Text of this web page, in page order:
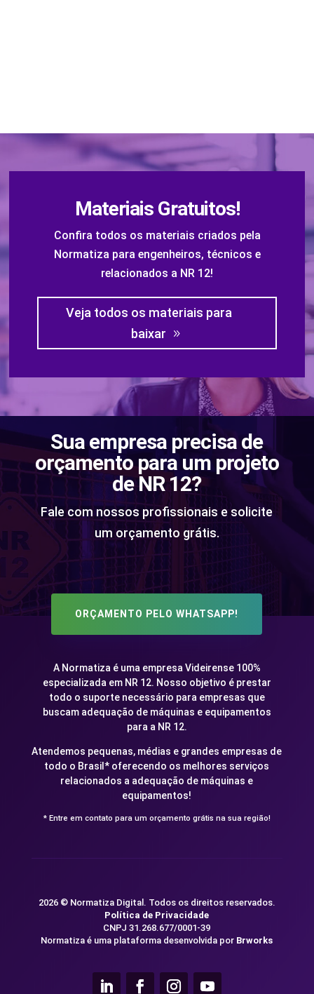
Materiais Gratuitos!
Confira todos os materiais criados pela
Normatiza para engenheiros, técnicos e
relacionados a NR 12!
Veja todos os materiais para
baixar
Sua empresa precisa de
orçamento para um projeto
de NR 12?
Fale com nossos profissionais e solicite
um orçamento grátis.
ORÇAMENTO PELO WHATSAPP!
A Normatiza é uma empresa Videirense 100%
especializada em NR 12. Nosso objetivo é prestar
todo o suporte necessário para empresas que
buscam adequação de máquinas e equipamentos
para a NR 12.
Atendemos pequenas, médias e grandes empresas de
todo o Brasil* oferecendo os melhores serviços
relacionados a adequação de máquinas e
equipamentos!
* Entre em contato para um orçamento grátis na sua região!
2026 © Normatiza Digital. Todos os direitos reservados.
Política de Privacidade
CNPJ 31.268.677/0001-39
Normatiza é uma plataforma desenvolvida por Brworks